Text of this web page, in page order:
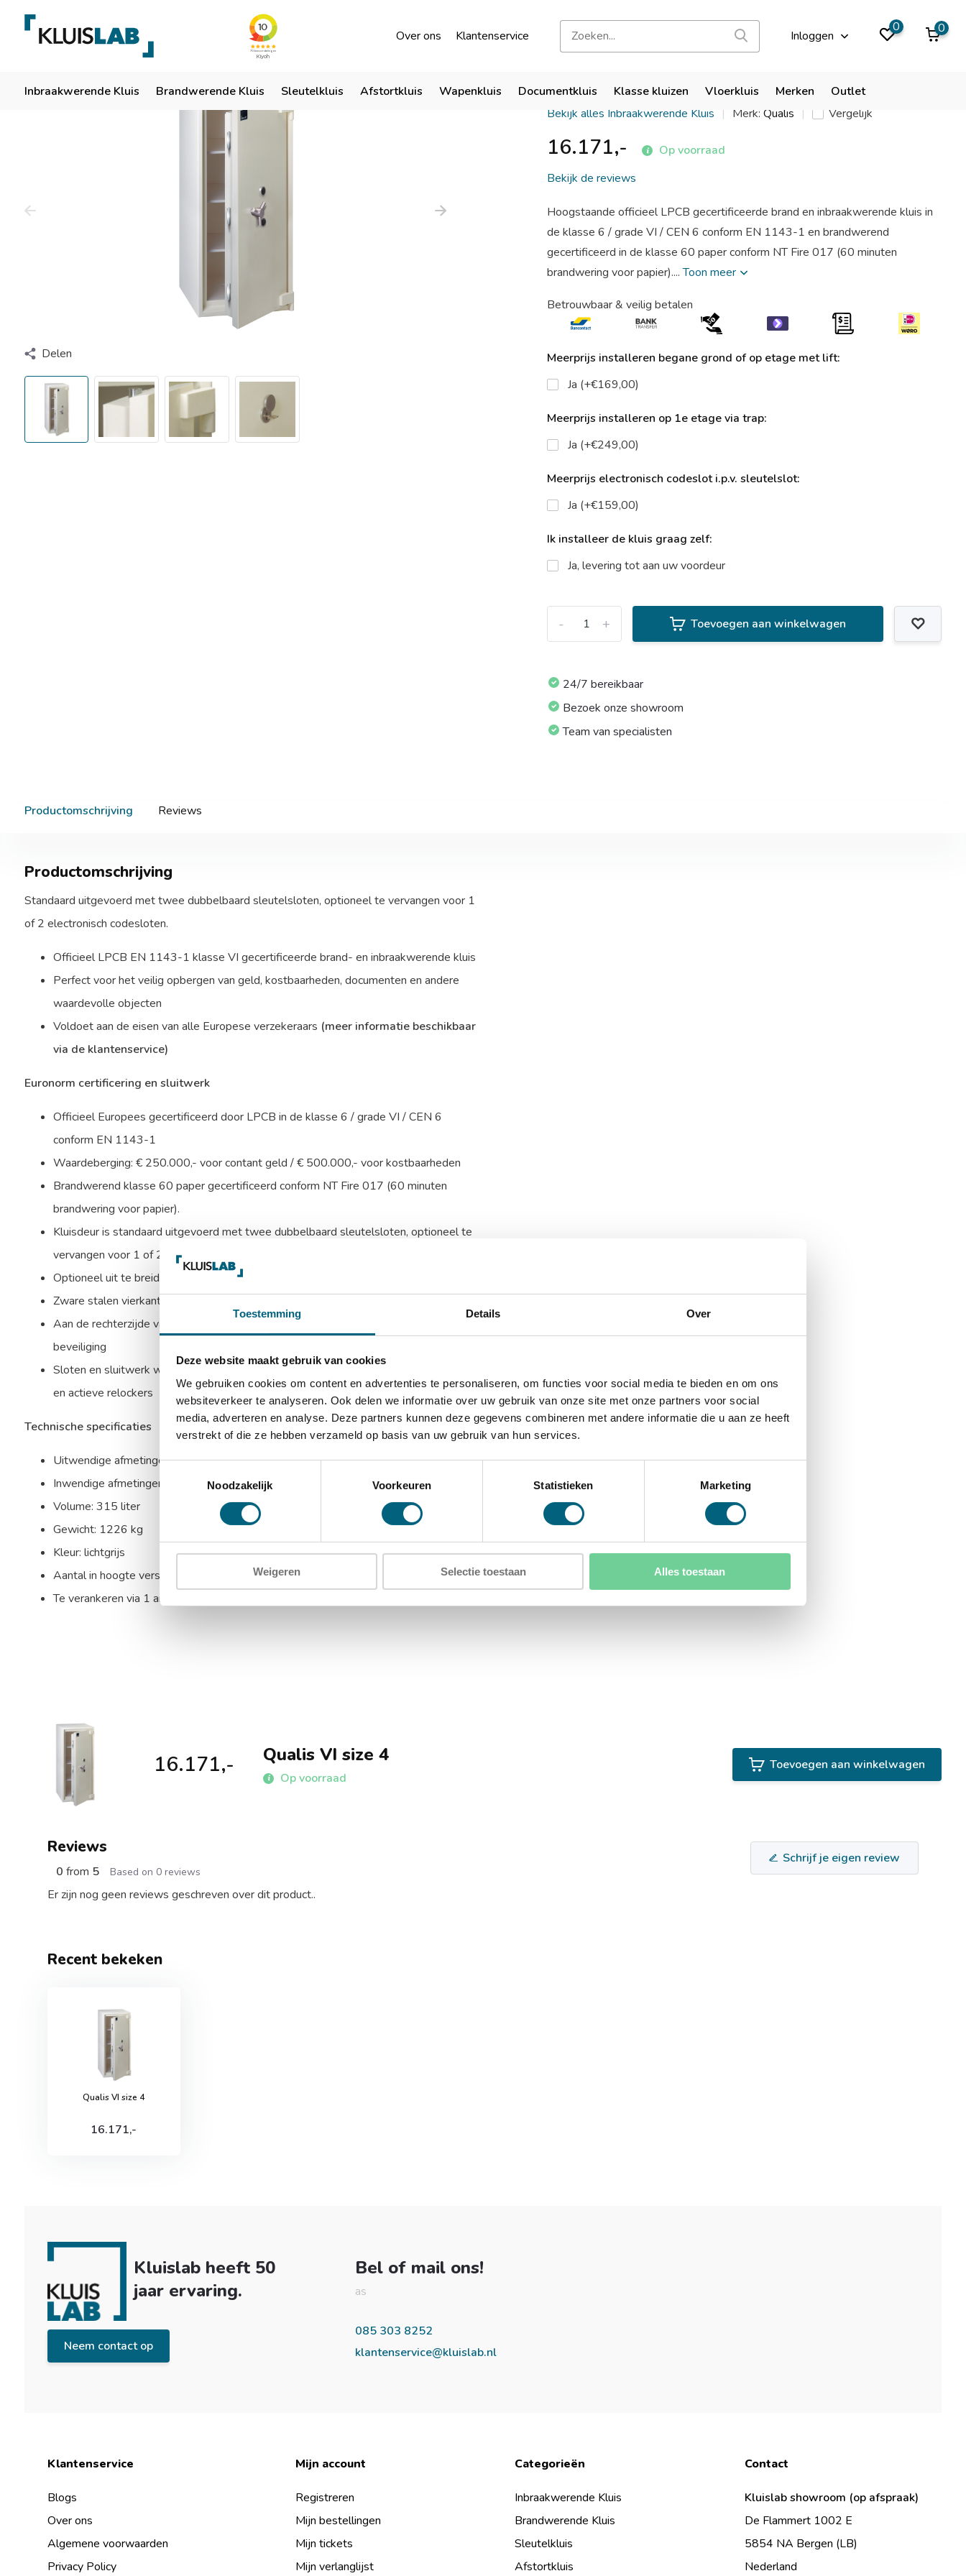
Toestemming Details Over
Deze website maakt gebruik van cookies
We gebruiken cookies om content en advertenties te personaliseren, om functies voor social media te bieden en om ons
websiteverkeer te analyseren. Ook delen we informatie over uw gebruik van onze site met onze partners voor social
media, adverteren en analyse. Deze partners kunnen deze gegevens combineren met andere informatie die u aan ze heeft
verstrekt of die ze hebben verzameld op basis van uw gebruik van hun services.
Noodzakelijk
Voorkeuren Statistieken Marketing
Weigeren Selectie toestaan Alles toestaan
Over ons Klantenservice Inloggen
0 0
Inbraakwerende Kluis Brandwerende Kluis Sleutelkluis Afstortkluis Wapenkluis Documentkluis Klasse kluizen Vloerkluis Merken Outlet
Ruim 50 jaar ervaring Bezoek onze showroom
9,9
Delen
Qualis VI size 4
Bekijk alles Inbraakwerende Kluis Merk:Qualis Vergelijk
16.171,-
Op voorraad
Bekijk de reviews
Hoogstaande officieel LPCB gecertificeerde brand en inbraakwerende kluis in
de klasse 6 / grade VI / CEN 6 conform EN 1143-1 en brandwerend
gecertificeerd in de klasse 60 paper conform NT Fire 017 (60 minuten
brandwering voor papier)....Toon meer
Betrouwbaar & veilig betalen
Meerprijs installeren begane grond of op etage met lift:
Ja (+€169,00)
Meerprijs installeren op 1e etage via trap:
Ja (+€249,00)
Meerprijs electronisch codeslot i.p.v. sleutelslot:
Ja (+€159,00)
Ik installeer de kluis graag zelf:
Ja, levering tot aan uw voordeur
+
- Toevoegen aan winkelwagen
24/7 bereikbaar
Bezoek onze showroom
Team van specialisten
Productomschrijving Reviews
Productomschrijving
Standaard uitgevoerd met twee dubbelbaard sleutelsloten, optioneel te vervangen voor 1
of 2 electronisch codesloten.
Officieel LPCB EN 1143-1 klasse VI gecertificeerde brand- en inbraakwerende kluis
Perfect voor het veilig opbergen van geld, kostbaarheden, documenten en andere
waardevolle objecten
Voldoet aan de eisen van alle Europese verzekeraars (meer informatie beschikbaar
via de klantenservice)
Euronorm certificering en sluitwerk
Officieel Europees gecertificeerd door LPCB in de klasse 6 / grade VI / CEN 6
conform EN 1143-1
Waardeberging: € 250.000,- voor contant geld / € 500.000,- voor kostbaarheden
Brandwerend klasse 60 paper gecertificeerd conform NT Fire 017 (60 minuten
brandwering voor papier).
Kluisdeur is standaard uitgevoerd met twee dubbelbaard sleutelsloten, optioneel te
vervangen voor 1 of 2 electronisch codesloten,
Optioneel uit te breiden met een alarmbox, seimische kluisdetector of trilcontact.
Zware stalen vierkante verchroomde schoten aan bovenzijde, onderzijde en linkerzijde
Aan de rechterzijde valt een blinde schoot in de sponning van de kluis voor extra
beveiliging
Sloten en sluitwerk worden beschermd door mangaanstalen harde platen, glasplaten
en actieve relockers
Technische specificaties
Uitwendige afmetingen: 1590 x 690 x 730 mm (HxBxD)
Inwendige afmetingen: 1400 x 500 x 450 mm (HxBxD)
Volume: 315 liter
Gewicht: 1226 kg
Kleur: lichtgrijs
Aantal in hoogte verstelbare uitneembare legborden: 3
Te verankeren via 1 ankergat in de bodem
16.171,- Qualis VI size 4
Op voorraad
Toevoegen aan winkelwagen
Reviews
0 from 5 Based on 0 reviews
Schrijf je eigen review
Er zijn nog geen reviews geschreven over dit product..
Recent bekeken
Qualis VI size 4
16.171,-
Kluislab heeft 50
jaar ervaring.
Neem contact op
Bel of mail ons!
as
085 303 8252
klantenservice@kluislab.nl
Klantenservice
Blogs
Over ons
Algemene voorwaarden
Privacy Policy
Mijn account
Registreren
Mijn bestellingen
Mijn tickets
Mijn verlanglijst
Categorieën
Inbraakwerende Kluis
Brandwerende Kluis
Sleutelkluis
Afstortkluis
Contact
Kluislab showroom (op afspraak)
De Flammert 1002 E
5854 NA Bergen (LB)
Nederland